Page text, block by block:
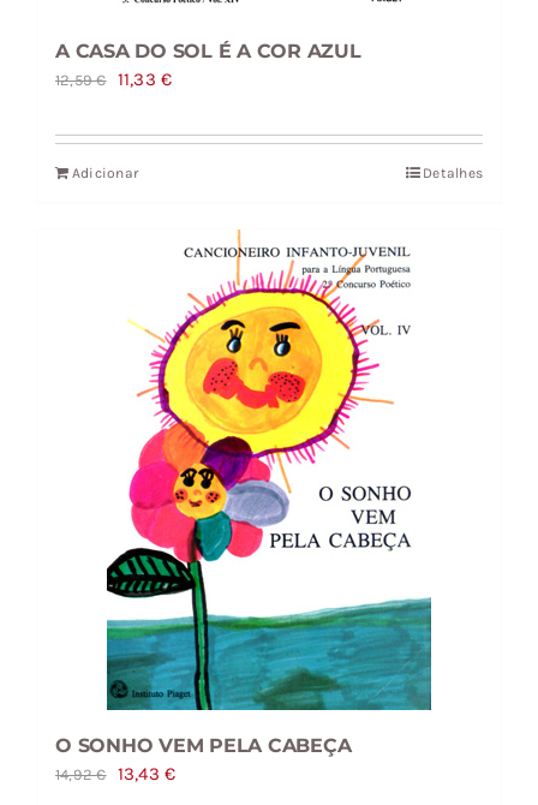
A CASA DO SOL É A COR AZUL
12,59€
O
original
era:
11,33€O
atual
Adicionar Detalhes
O SONHO VEM PELA CABEÇA
14,92€
O
13,43€O